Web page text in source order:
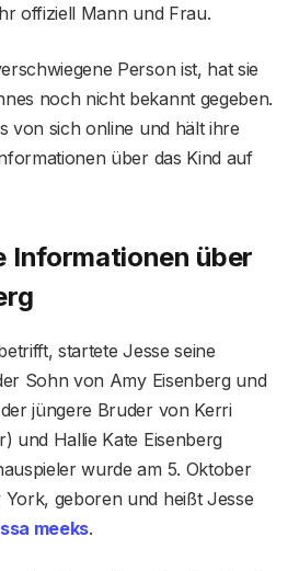
offiziell Mann und Frau.
Person ist, hat sie
noch nicht bekannt gegeben.
von sich online und hält ihre
über das Kind auf
Informationen über
startete Jesse seine
Sohn von Amy Eisenberg und
jüngere Bruder von Kerri
und Hallie Kate Eisenberg
wurde am 5. Oktober
York, geboren und heißt Jesse
meeks.